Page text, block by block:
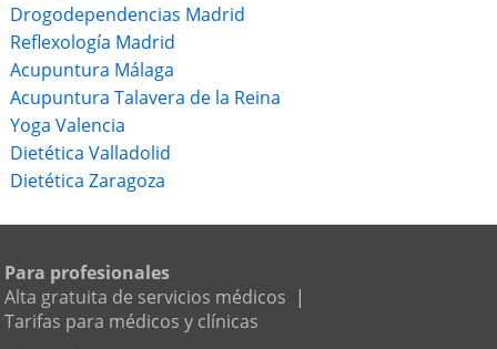
Drogodependencias Madrid
Reflexología Madrid
Acupuntura Málaga
Acupuntura Talavera de la Reina
Yoga Valencia
Dietética Valladolid
Dietética Zaragoza
Para profesionales
Alta gratuita de servicios médicos |
Tarifas para médicos y clínicas